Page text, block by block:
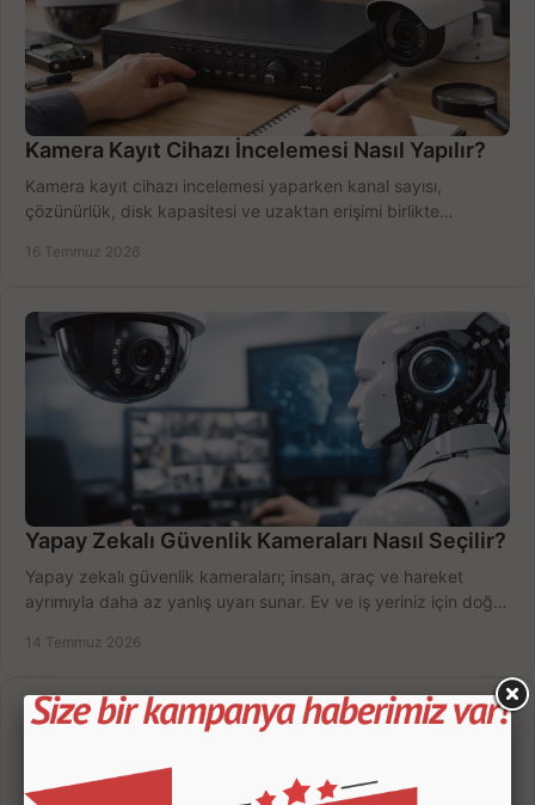
Kamera Kayıt Cihazı İncelemesi Nasıl Yapılır?
Kamera kayıt cihazı incelemesi yaparken kanal sayısı,
çözünürlük, disk kapasitesi ve uzaktan erişimi birlikte
16 Temmuz 2026
Yapay Zekalı Güvenlik Kameraları Nasıl Seçilir?
Yapay zekalı güvenlik kameraları; insan, araç ve hareket
ayrımıyla daha az yanlış uyarı sunar. Ev ve iş yeriniz için doğru
14 Temmuz 2026